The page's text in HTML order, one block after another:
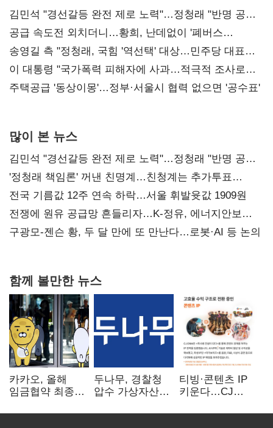
김민석 "경선갈등 완전 제로 노력"…정청래 "반명 공세
사과부터"
공급 속도전 외치더니…황희, 난데없이 '폐버스
리모델링' 제안
송영길 측 "정청래, 국힘 '역선택' 대상…민주당 대표로
총선 지휘 못해"
이 대통령 "국가폭력 피해자에 사과…적극적 조사로
진실 밝혀야"
주택공급 '동상이몽'…정부·서울시 협력 없으면 '공수표'
많이 본 뉴스
김민석 "경선갈등 완전 제로 노력"…정청래 "반명 공세
사과부터"
'정청래 책임론' 꺼낸 친명계…친청계는 추가투표
때리기
전국 기름값 12주 연속 하락…서울 휘발윳값 1909원
전쟁에 원유 공급망 흔들리자…K-정유, 에너지안보
핵심으로 재부상
구광모-젠슨 황, 두 달 만에 또 만난다…로봇·AI 등 논의
함께 볼만한 뉴스
카카오, 올해
임금협약 최종
인상·격려금
두나무, 경찰청
압수 가상자산
커스터디 사업
티빙·콘텐츠 IP
키운다…CJ
글로벌 확장 가속